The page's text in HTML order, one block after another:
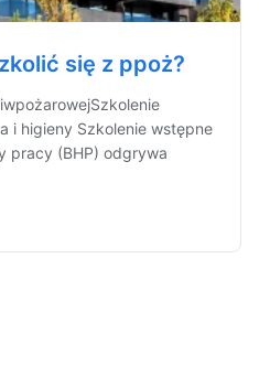
się z ppoż?
i higieny Szkolenie wstępne
pracy (BHP) odgrywa